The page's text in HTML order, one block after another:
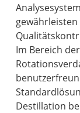
Im Bereich
Destillation